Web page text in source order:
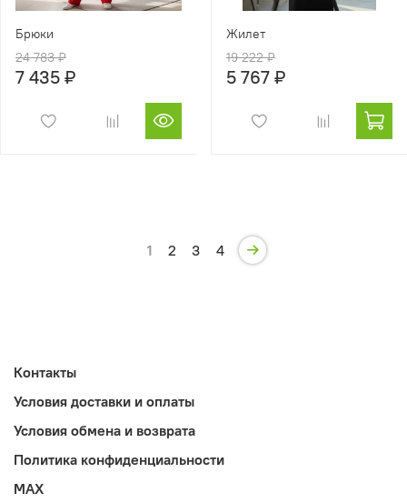
Брюки
24 783 ₽
7 435 ₽
Жилет
19 222 ₽
5 767 ₽
1 2 3 4
Контакты
Условия доставки и оплаты
Условия обмена и возврата
Политика конфиденциальности
MAX